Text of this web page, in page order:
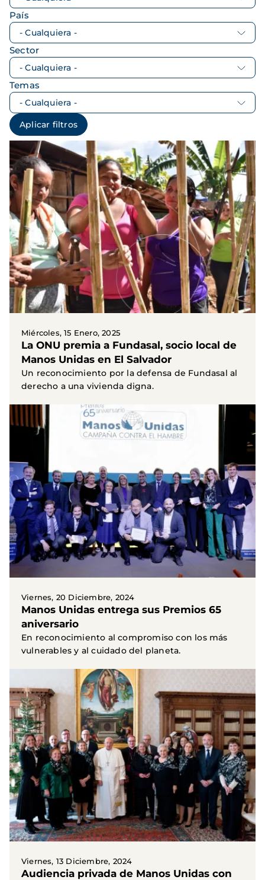
País
Sector
Temas
Miércoles, 15 Enero, 2025
La ONU premia a Fundasal, socio local de
Manos Unidas en El Salvador
Un reconocimiento por la defensa de Fundasal al
derecho a una vivienda digna.
Viernes, 20 Diciembre, 2024
Manos Unidas entrega sus Premios 65
aniversario
En reconocimiento al compromiso con los más
vulnerables y al cuidado del planeta.
Viernes, 13 Diciembre, 2024
Audiencia privada de Manos Unidas con